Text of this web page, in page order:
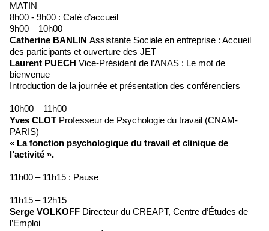
MATIN
8h00 - 9h00 : Café d’accueil
9h00 – 10h00
Catherine BANLIN Assistante Sociale en entreprise : Accueil
des participants et ouverture des JET
Laurent PUECH Vice-Président de l’ANAS : Le mot de
bienvenue
Introduction de la journée et présentation des conférenciers
10h00 – 11h00
Yves CLOT Professeur de Psychologie du travail (CNAM-
PARIS)
« La fonction psychologique du travail et clinique de
l’activité ».
11h00 – 11h15 : Pause
11h15 – 12h15
Serge VOLKOFF Directeur du CREAPT, Centre d’Études de
l’Emploi